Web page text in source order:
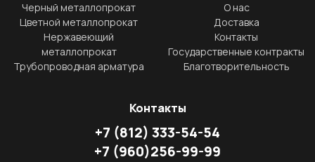
Черный металлопрокат
Цветной металлопрокат
Нержавеющий
металлопрокат
Трубопроводная арматура
О нас
Доставка
Контакты
Государственные контракты
Благотворительность
Контакты
+7 (812) 333-54-54
+7 (960)256-99-99